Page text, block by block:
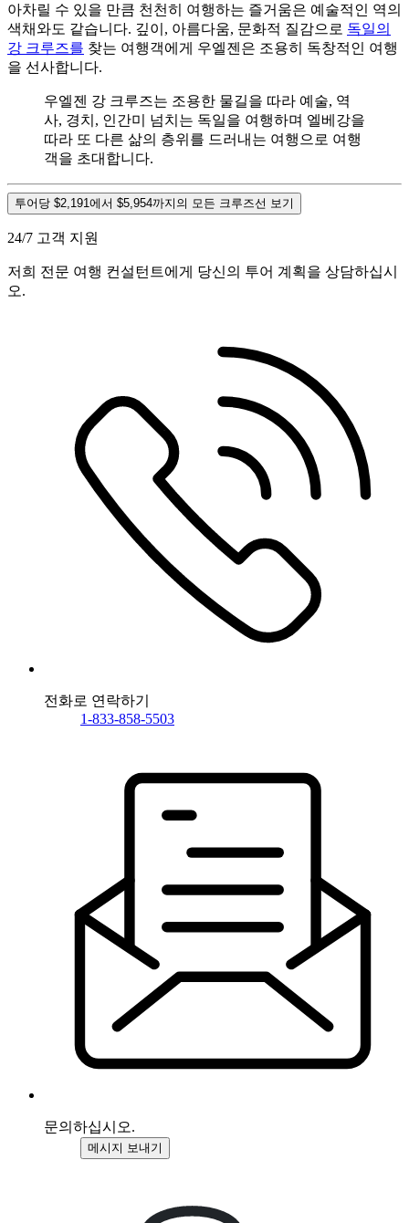
아차릴 수 있을 만큼 천천히 여행하는 즐거움은 예술적인 역의
색채와도 같습니다. 깊이, 아름다움, 문화적 질감으로 독일의
강 크루즈를 찾는 여행객에게 우엘젠은 조용히 독창적인 여행
을 선사합니다.
우엘젠 강 크루즈는 조용한 물길을 따라 예술, 역
사, 경치, 인간미 넘치는 독일을 여행하며 엘베강을
따라 또 다른 삶의 층위를 드러내는 여행으로 여행
객을 초대합니다.
투어당 $2,191에서 $5,954까지의 모든 크루즈선 보기
24/7 고객 지원
저희 전문 여행 컨설턴트에게 당신의 투어 계획을 상담하십시
오.
전화로 연락하기
1-833-858-5503
문의하십시오.
메시지 보내기